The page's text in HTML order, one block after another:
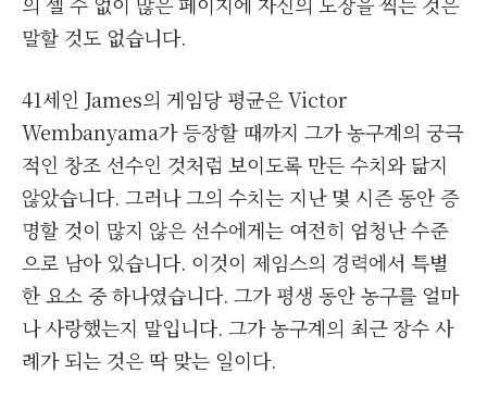
말할 것도 없습니다.
41세인 James의 게임당 평균은 Victor
Wembanyama가 등장할 때까지 그가 농구계의 궁극
적인 창조 선수인 것처럼 보이도록 만든 수치와 닮지
않았습니다. 그러나 그의 수치는 지난 몇 시즌 동안 증
명할 것이 많지 않은 선수에게는 여전히 엄청난 수준
으로 남아 있습니다. 이것이 제임스의 경력에서 특별
한 요소 중 하나였습니다. 그가 평생 동안 농구를 얼마
나 사랑했는지 말입니다. 그가 농구계의 최근 장수 사
례가 되는 것은 딱 맞는 일이다.